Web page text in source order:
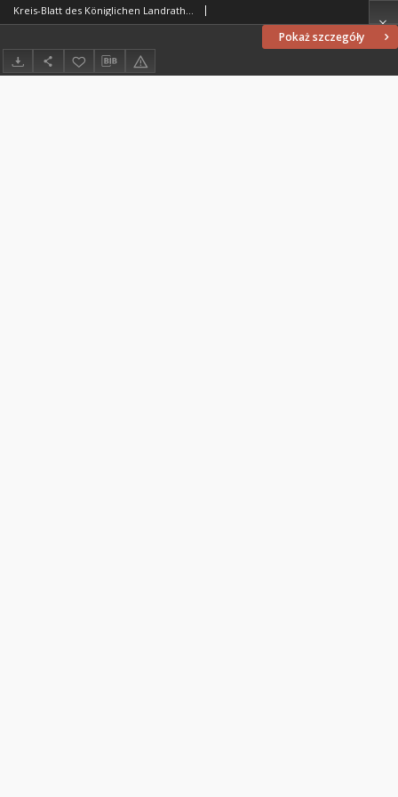
Pokaż szczegóły
Kreis-Blatt des Königlichen Landraths-Amtes Kreises Löbau. z Neumark 1885, nr 37